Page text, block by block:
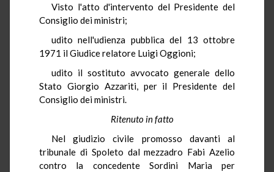
Visto l'atto d'intervento del Presidente del
Consiglio dei ministri;
udito nell'udienza pubblica del 13 ottobre
1971 il Giudice relatore Luigi Oggioni;
udito il sostituto avvocato generale dello
Stato Giorgio Azzariti, per il Presidente del
Consiglio dei ministri.
Ritenuto in fatto
Nel giudizio civile promosso davanti al
tribunale di Spoleto dal mezzadro Fabi Azelio
contro la concedente Sordini Maria per